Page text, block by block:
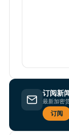
订阅新
最新加密
订阅